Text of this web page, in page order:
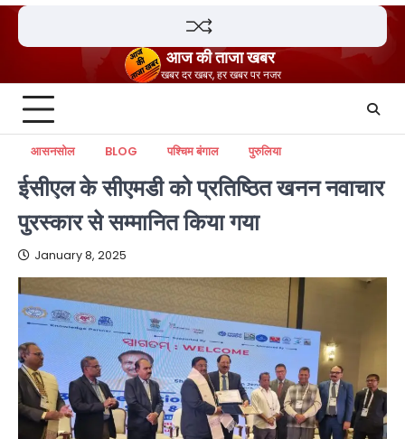
Skip
content
आज की ताजा खबर
खबर दर खबर, हर खबर पर नजर
आसनसोल BLOG पश्चिम बंगाल पुरुलिया
ईसीएल के सीएमडी को प्रतिष्ठित खनन नवाचार
पुरस्कार से सम्मानित किया गया
January 8, 2025